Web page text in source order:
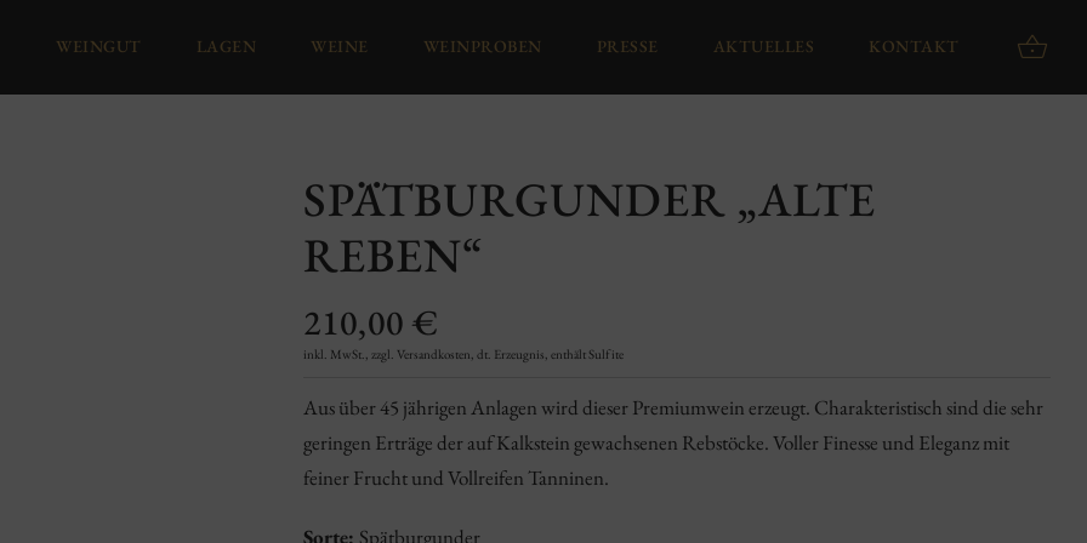
WEINGUT LAGEN WEINE WEINPROBEN PRESSE AKTUELLES KONTAKT
SPÄTBURGUNDER „ALTE
REBEN“
210,00 €
inkl. MwSt., zzgl. Versandkosten, dt. Erzeugnis, enthält Sulfite
Aus über 45 jährigen Anlagen wird dieser Premiumwein erzeugt. Charakteristisch sind die sehr
geringen Erträge der auf Kalkstein gewachsenen Rebstöcke. Voller Finesse und Eleganz mit
feiner Frucht und Vollreifen Tanninen.
Sorte: Spätburgunder